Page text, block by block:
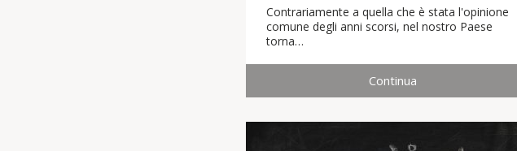
Contrariamente a quella che è stata l'opinione
comune degli anni scorsi, nel nostro Paese
torna…
Continua